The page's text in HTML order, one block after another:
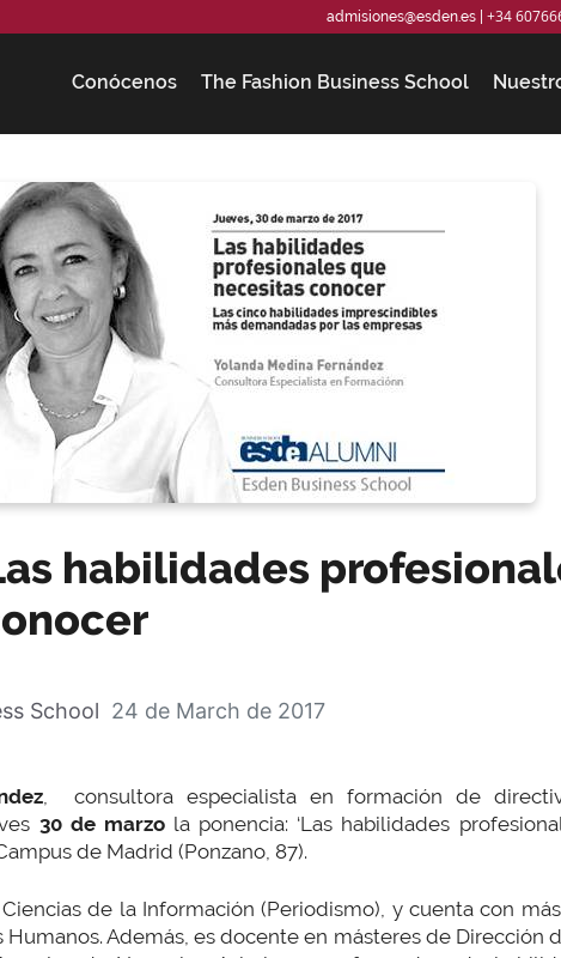
admisiones@esden.es| +34
Conócenos The Fashion Business School
habilidades
School 24 de March de 2017
, consultora especialista en formación de
30 de marzola ponencia: ‘Las habilidades
de Madrid (Ponzano, 87).
de la Información (Periodismo), y cuenta con
Además, es docente en másteres de Dirección